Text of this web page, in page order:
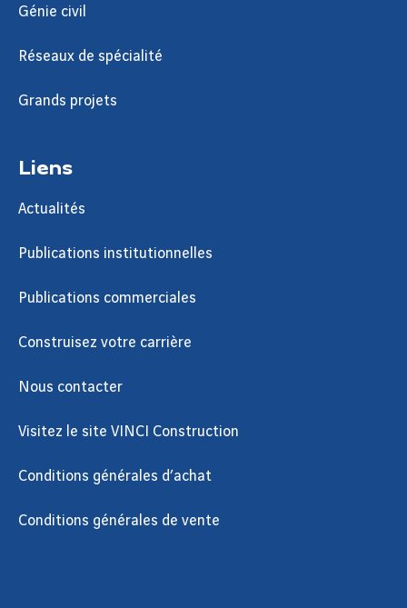
Génie civil
Réseaux de spécialité
Grands projets
Liens
Actualités
Publications institutionnelles
Publications commerciales
Construisez votre carrière
Nous contacter
Visitez le site VINCI Construction
Conditions générales d’achat
Conditions générales de vente